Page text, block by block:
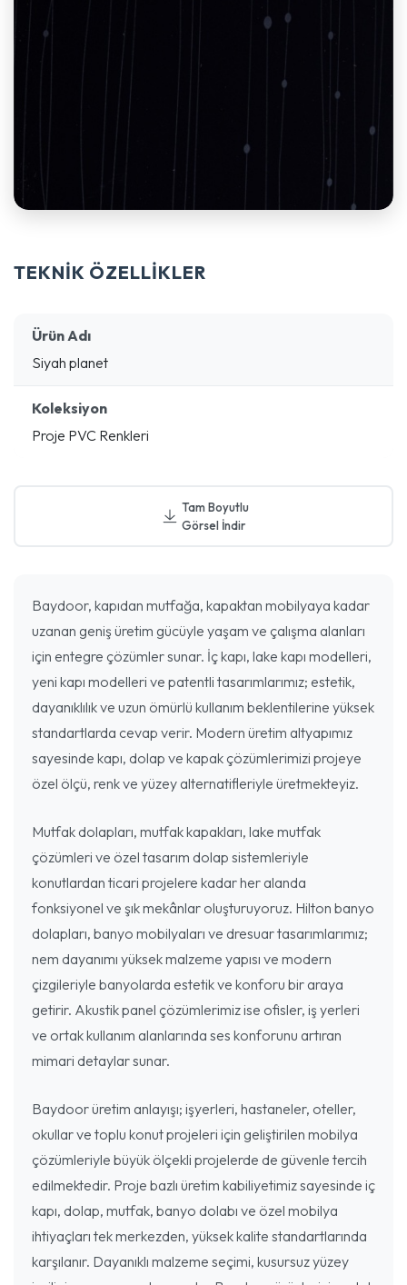
TEKNİK ÖZELLİKLER
Ürün Adı
Siyah planet
Koleksiyon
Proje PVC Renkleri
Tam Boyutlu
Görsel İndir
Baydoor, kapıdan mutfağa, kapaktan mobilyaya kadar
uzanan geniş üretim gücüyle yaşam ve çalışma alanları
için entegre çözümler sunar. İç kapı, lake kapı modelleri,
yeni kapı modelleri ve patentli tasarımlarımız; estetik,
dayanıklılık ve uzun ömürlü kullanım beklentilerine yüksek
standartlarda cevap verir. Modern üretim altyapımız
sayesinde kapı, dolap ve kapak çözümlerimizi projeye
özel ölçü, renk ve yüzey alternatifleriyle üretmekteyiz.
Mutfak dolapları, mutfak kapakları, lake mutfak
çözümleri ve özel tasarım dolap sistemleriyle
konutlardan ticari projelere kadar her alanda
fonksiyonel ve şık mekânlar oluşturuyoruz. Hilton banyo
dolapları, banyo mobilyaları ve dresuar tasarımlarımız;
nem dayanımı yüksek malzeme yapısı ve modern
çizgileriyle banyolarda estetik ve konforu bir araya
getirir. Akustik panel çözümlerimiz ise ofisler, iş yerleri
ve ortak kullanım alanlarında ses konforunu artıran
mimari detaylar sunar.
Baydoor üretim anlayışı; işyerleri, hastaneler, oteller,
okullar ve toplu konut projeleri için geliştirilen mobilya
çözümleriyle büyük ölçekli projelerde de güvenle tercih
edilmektedir. Proje bazlı üretim kabiliyetimiz sayesinde iç
kapı, dolap, mutfak, banyo dolabı ve özel mobilya
ihtiyaçları tek merkezden, yüksek kalite standartlarında
karşılanır. Dayanıklı malzeme seçimi, kusursuz yüzey